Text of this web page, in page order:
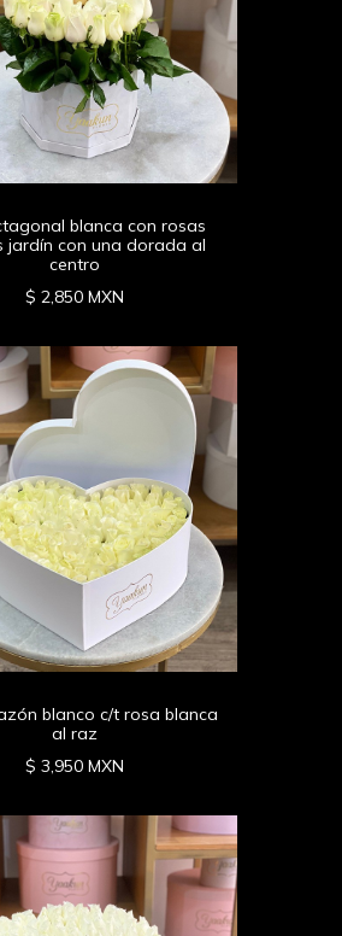
blanca con rosas
jardín con una dorada al
centro
$ 2,850 MXN
blanco c/t rosa blanca
al raz
$ 3,950 MXN